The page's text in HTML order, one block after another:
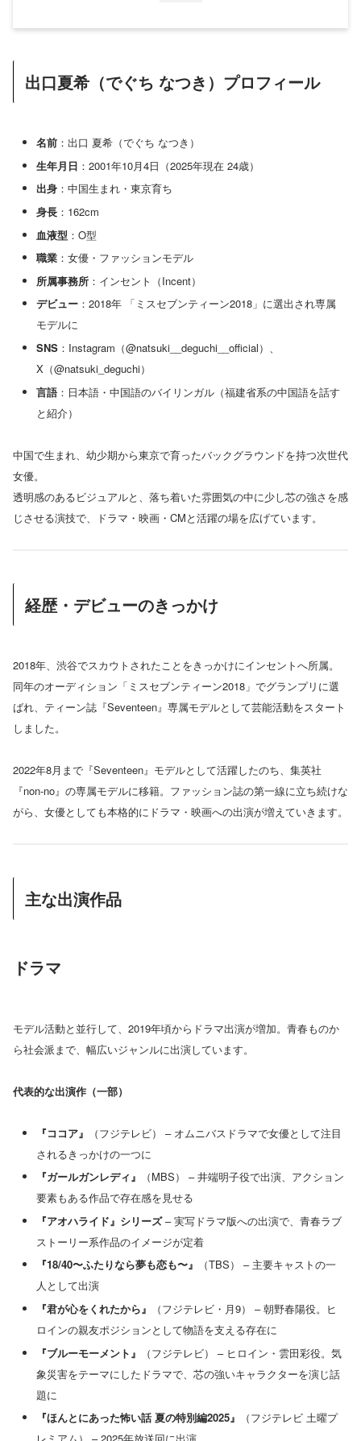
出口夏希（でぐち なつき）プロフィール
名前：出口 夏希（でぐち なつき）
生年月日 ：2001年10月4日（2025年現在 24歳）
出身：中国生まれ・東京育ち
身長：162cm
血液型 ：O型
職業：女優・ファッションモデル
所属事務所：インセント（Incent）
デビュー：2018年 「ミスセブンティーン2018」に選出され専属
モデルに
SNS：Instagram（@natsuki__deguchi__official）、
X（@natsuki_deguchi）
言語：日本語・中国語のバイリンガル（福建省系の中国語を話す
と紹介）
中国で生まれ、幼少期から東京で育ったバックグラウンドを持つ次世代
女優。
透明感のあるビジュアルと、落ち着いた雰囲気の中に少し芯の強さを感
じさせる演技で、ドラマ・映画・CMと活躍の場を広げています。
経歴・デビューのきっかけ
2018年、渋谷でスカウトされたことをきっかけにインセントへ所属。
同年のオーディション「ミスセブンティーン2018」でグランプリに選
ばれ、ティーン誌『Seventeen』専属モデルとして芸能活動をスタート
しました。
2022年8月まで『Seventeen』モデルとして活躍したのち、集英社
『non-no』の専属モデルに移籍。ファッション誌の第一線に立ち続けな
がら、女優としても本格的にドラマ・映画への出演が増えていきます。
主な出演作品
ドラマ
モデル活動と並行して、2019年頃からドラマ出演が増加。青春ものか
ら社会派まで、幅広いジャンルに出演しています。
代表的な出演作（一部）
『ココア』
（フジテレビ） – オムニバスドラマで女優として注目
されるきっかけの一つに
『ガールガンレディ』
（MBS） – 井端明子役で出演、アクション
要素もある作品で存在感を見せる
『アオハライド』シリーズ– 実写ドラマ版への出演で、青春ラブ
ストーリー系作品のイメージが定着
『18/40〜ふたりなら夢も恋も〜』
（TBS） – 主要キャストの一
人として出演
『君が心をくれたから』
（フジテレビ・月9） – 朝野春陽役。ヒ
ロインの親友ポジションとして物語を支える存在に
『ブルーモーメント』
（フジテレビ） – ヒロイン・雲田彩役。気
象災害をテーマにしたドラマで、芯の強いキャラクターを演じ話
題に
『ほんとにあった怖い話 夏の特別編2025』
（フジテレビ 土曜プ